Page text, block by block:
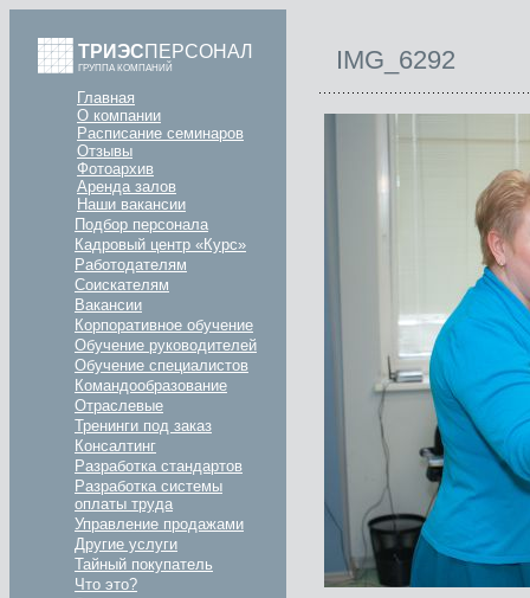
ТРИЭСПЕРСОНАЛ
ГРУППА КОМПАНИЙ
Главная
О компании
Расписание семинаров
Отзывы
Фотоархив
Аренда залов
Наши вакансии
Подбор персонала
Кадровый центр «Курс»
Работодателям
Соискателям
Вакансии
Корпоративное обучение
Обучение руководителей
Обучение специалистов
Командообразование
Отраслевые
Тренинги под заказ
Консалтинг
Разработка стандартов
Разработка системы
оплаты труда
Управление продажами
Другие услуги
Тайный покупатель
Что это?
IMG_6292